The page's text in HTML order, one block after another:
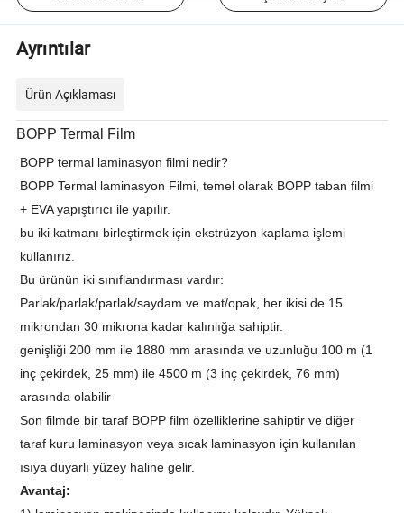
Ayrıntılar
Ürün Açıklaması
BOPP Termal Film
BOPP termal laminasyon filmi nedir?
BOPP Termal laminasyon Filmi, temel olarak BOPP taban filmi
+ EVA yapıştırıcı ile yapılır.
bu iki katmanı birleştirmek için ekstrüzyon kaplama işlemi
kullanırız.
Bu ürünün iki sınıflandırması vardır:
Parlak/parlak/parlak/saydam ve mat/opak, her ikisi de 15
mikrondan 30 mikrona kadar kalınlığa sahiptir.
genişliği 200 mm ile 1880 mm arasında ve uzunluğu 100 m (1
inç çekirdek, 25 mm) ile 4500 m (3 inç çekirdek, 76 mm)
arasında olabilir
Son filmde bir taraf BOPP film özelliklerine sahiptir ve diğer
taraf kuru laminasyon veya sıcak laminasyon için kullanılan
ısıya duyarlı yüzey haline gelir.
Avantaj: